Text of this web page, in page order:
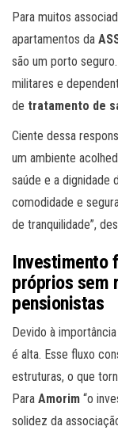
Para muitos
apartamentos da
são um porto
militares e
de tratamento de
Ciente dessa
um ambiente
saúde e a dignidade
comodidade e
de tranquilidade”,
Investimento
próprios sem
pensionistas
Devido à
é alta. Esse fluxo
estruturas, o que
Para Amorim “o
solidez da